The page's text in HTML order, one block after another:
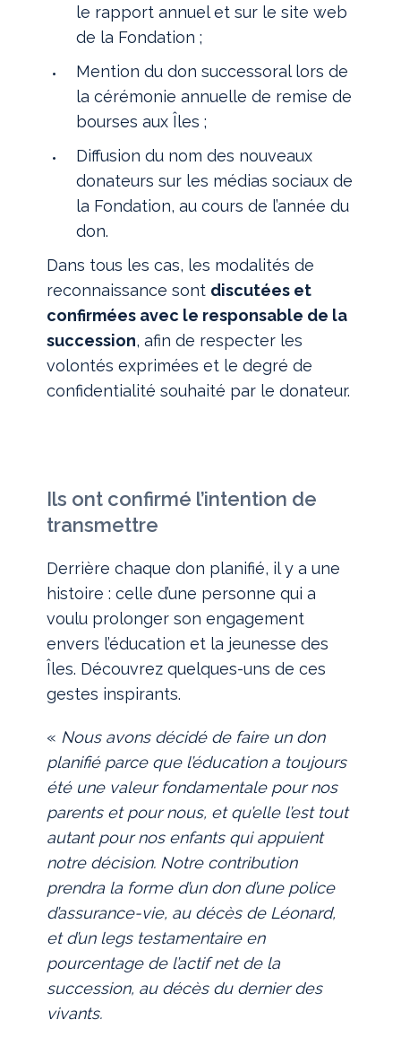
le rapport annuel et sur le site web
de la Fondation ;
Mention du don successoral lors de
la cérémonie annuelle de remise de
bourses aux Îles ;
Diffusion du nom des nouveaux
donateurs sur les médias sociaux de
la Fondation, au cours de l’année du
don.
Dans tous les cas, les modalités de
reconnaissance sont discutées et
confirmées avec le responsable de la
succession, afin de respecter les
volontés exprimées et le degré de
confidentialité souhaité par le donateur.
Ils ont confirmé l’intention de
transmettre
Derrière chaque don planifié, il y a une
histoire : celle d’une personne qui a
voulu prolonger son engagement
envers l’éducation et la jeunesse des
Îles. Découvrez quelques-uns de ces
gestes inspirants.
« Nous avons décidé de faire un don
planifié parce que l’éducation a toujours
été une valeur fondamentale pour nos
parents et pour nous, et qu’elle l’est tout
autant pour nos enfants qui appuient
notre décision. Notre contribution
prendra la forme d’un don d’une police
d’assurance-vie, au décès de Léonard,
et d’un legs testamentaire en
pourcentage de l’actif net de la
succession, au décès du dernier des
vivants.